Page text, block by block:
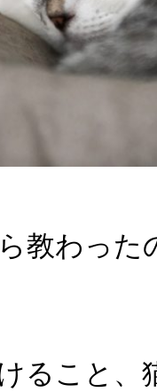
教わった
ること